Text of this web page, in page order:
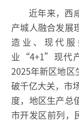
近年来，西
产城人融合发展
造业、现代
业“4+1”现代
2025年新区地区
破千亿大关，市
度，地区生产总
市开发区前列，